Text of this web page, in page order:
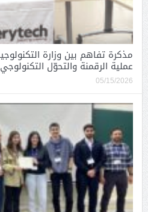
عملية الرقمنة والتحوّل التكنولوجي
05/15/2026